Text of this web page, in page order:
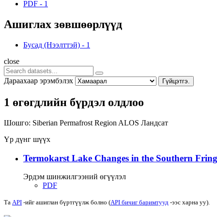
PDF - 1
Ашиглах зөвшөөрлүүд
Бусад (Нээлттэй) - 1
close
Дараахаар эрэмбэлэх Гүйцэтгэ.
1 өгөгдлийн бүрдэл олдлоо
Шошго: Siberian Permafrost Region ALOS Ландсат
Үр дүнг шүүх
Termokarst Lake Changes in the Southern
Эрдэм шинжилгээний өгүүлэл
PDF
Та API -ийг ашиглан бүртгүүлж болно (API бичиг баримтууд -ээс харна уу).